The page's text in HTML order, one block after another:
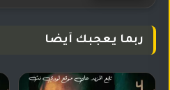
ربما يعجبك أيضا